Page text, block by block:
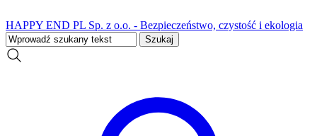
HAPPY END PL Sp. z o.o. - Bezpieczeństwo, czystość i ekologia